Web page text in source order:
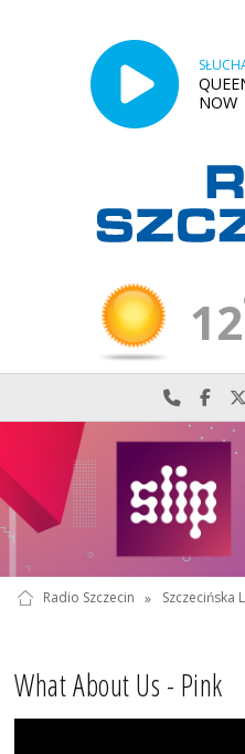
NOW
12
Radio Szczecin » Szczecińska
What About Us - Pink